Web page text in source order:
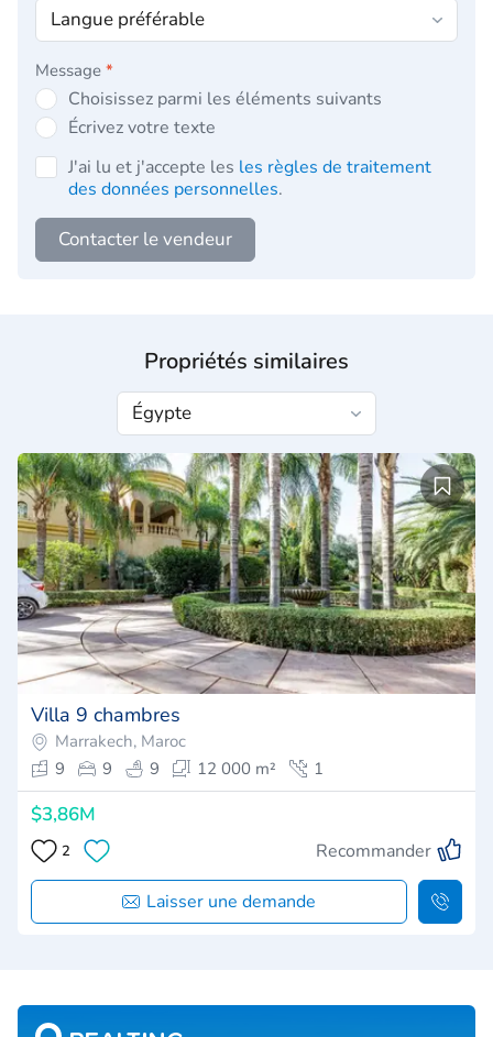
Message *
Choisissez parmi les éléments suivants
Écrivez votre texte
J'ai lu et j'accepte les les règles de traitement
des données personnelles.
Contacter le vendeur
Propriétés similaires
Villa 9 chambres
Marrakech, Maroc
9
9 9 12 000 m² 1
$3,86M
2 Recommander
Laisser une demande